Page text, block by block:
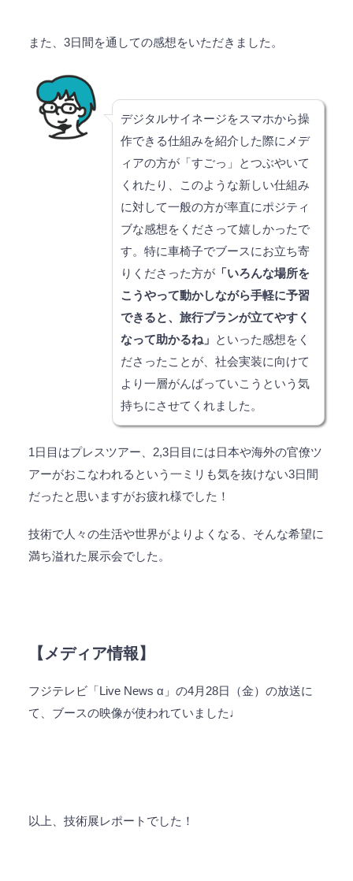
また、3日間を通しての感想をいただきました。
デジタルサイネージをスマホから操
作できる仕組みを紹介した際にメデ
ィアの方が「すごっ」とつぶやいて
くれたり、このような新しい仕組み
に対して一般の方が率直にポジティ
ブな感想をくださって嬉しかったで
す。特に車椅子でブースにお立ち寄
りくださった方が「いろんな場所を
こうやって動かしながら手軽に予習
できると、旅行プランが立てやすく
なって助かるね」 といった感想をく
ださったことが、社会実装に向けて
より一層がんばっていこうという気
持ちにさせてくれました。
1日目はプレスツアー、2,3日目には日本や海外の官僚ツ
アーがおこなわれるという一ミリも気を抜けない3日間
だったと思いますがお疲れ様でした！
技術で人々の生活や世界がよりよくなる、そんな希望に
満ち溢れた展示会でした。
【メディア情報】
フジテレビ「Live News α」 の4月28日（金）の放送に
て、ブースの映像が使われていました♩
以上、技術展レポートでした！